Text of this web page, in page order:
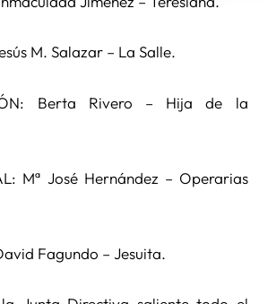
M. Salazar – La Salle.
Berta Rivero – Hija de la
Mª José Hernández – Operarias
Fagundo – Jesuita.